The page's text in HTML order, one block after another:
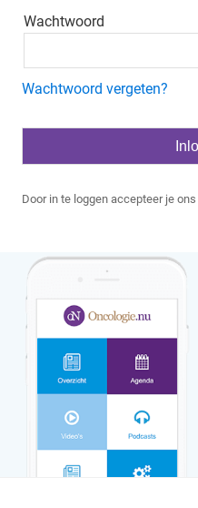
Wachtwoord
Wachtwoord vergeten?
Door in te loggen accepteer je ons